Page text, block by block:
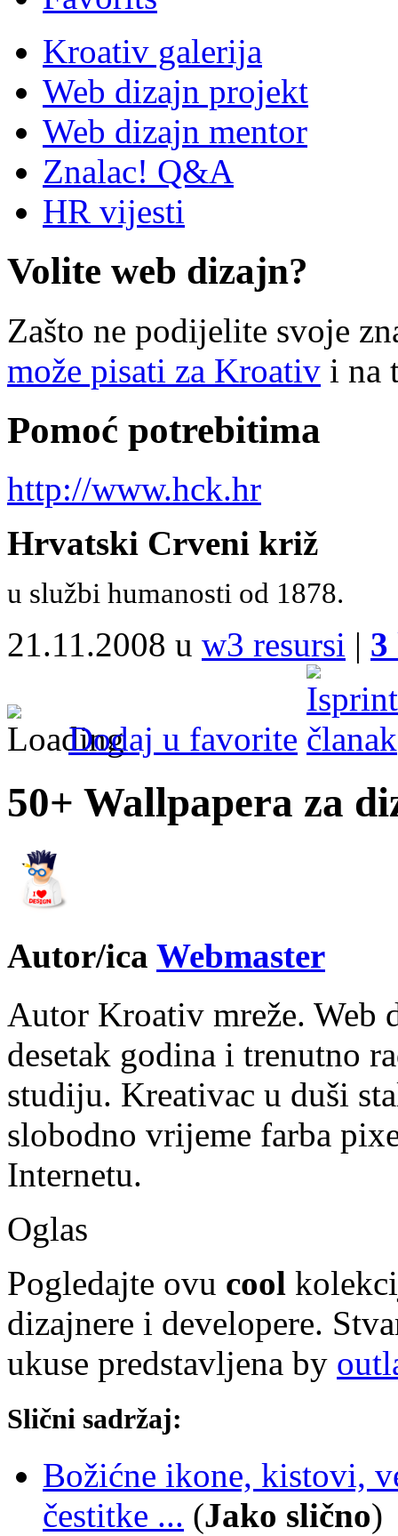
Kroativ galerija
Web dizajn projekt
Web dizajn mentor
Znalac! Q&A
HR vijesti
Volite web dizajn?
Zašto ne podijelite svoje
može pisati za Kroativ i na
Pomoć potrebitima
http://www.hck.hr
Hrvatski Crveni križ
u službi humanosti od 1878.
21.11.2008 u w3 resursi | 3
Dodaj u favorite
50+ Wallpapera za
Autor/ica Webmaster
Autor Kroativ mreže. Web
desetak godina i trenutno
studiju. Kreativac u duši
slobodno vrijeme farba
Internetu.
Oglas
Pogledajte ovu cool
dizajnere i developere.
ukuse predstavljena by
Slični sadržaj:
Božićne ikone, kistovi,
čestitke ... (Jako slično)